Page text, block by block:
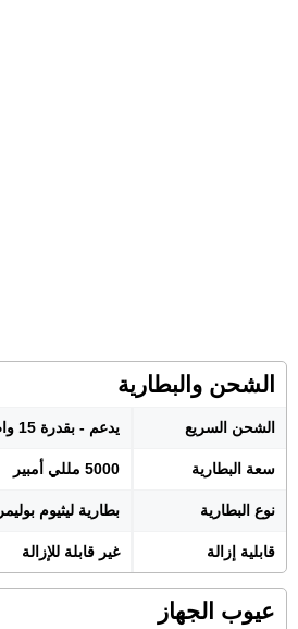
الشحن والبطارية
الشحن السريع يدعم - بقدرة 15 واط
سعة البطارية 5000 مللي أمبير
نوع البطارية بطارية ليثيوم بوليمر
قابلية إزالة غير قابلة للإزالة
عيوب الجهاز